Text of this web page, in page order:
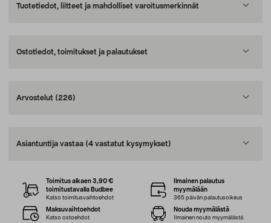
Tuotetiedot, liitteet ja mahdolliset varoitusmerkinnät
Ostotiedot, toimitukset ja palautukset
Arvostelut (226)
Asiantuntija vastaa (4 vastatut kysymykset)
Toimitus alkaen 3,90 €
toimitustavalla Budbee
Katso toimitusvaihtoehdot
Ilmainen palautus
myymälään
365 päivän palautusoikeus
Maksuvaihtoehdot
Katso ostoehdot
Nouda myymälästä
Ilmainen nouto myymälästä